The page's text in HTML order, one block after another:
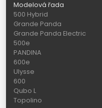
Modelová řada
500 Hybrid
Grande Panda
Grande Panda Electric
500e
PANDINA
600e
Ulysse
600
Qubo L
Topolino